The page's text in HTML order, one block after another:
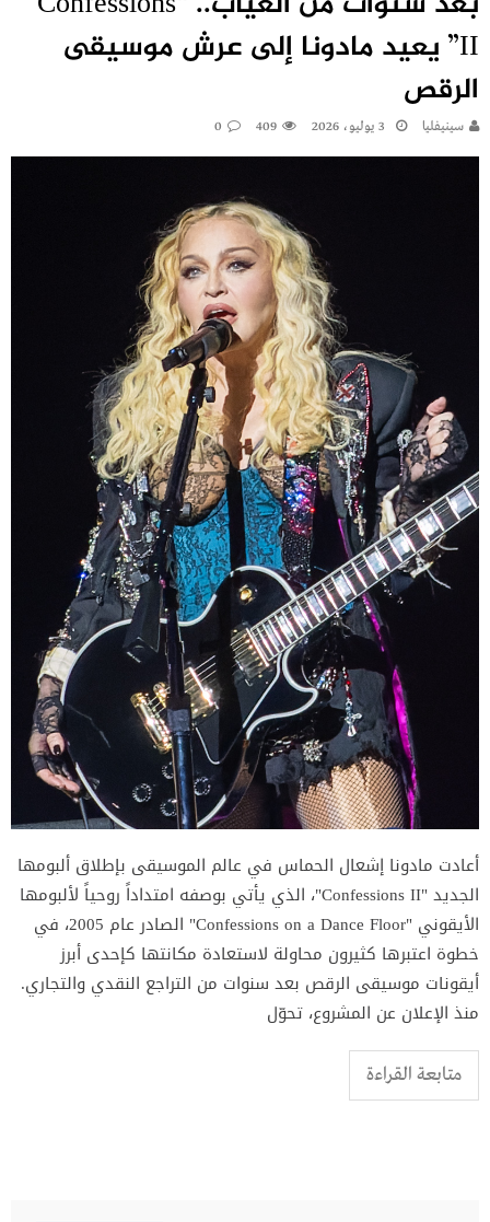
II” يعيد مادونا إلى عرش موسيقى
الرقص
سينيفليا 3 يوليو، 2026 409
0
أعادت مادونا إشعال الحماس في عالم الموسيقى بإطلاق ألبومها
الجديد "Confessions II"، الذي يأتي بوصفه امتداداً روحياً لألبومها
الأيقوني "Confessions on a Dance Floor" الصادر عام 2005، في
خطوة اعتبرها كثيرون محاولة لاستعادة مكانتها كإحدى أبرز
أيقونات موسيقى الرقص بعد سنوات من التراجع النقدي والتجاري.
منذ الإعلان عن المشروع، تحوّل
متابعة القراءة